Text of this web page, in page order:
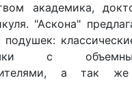
академика,
"Аскона"
с
а так